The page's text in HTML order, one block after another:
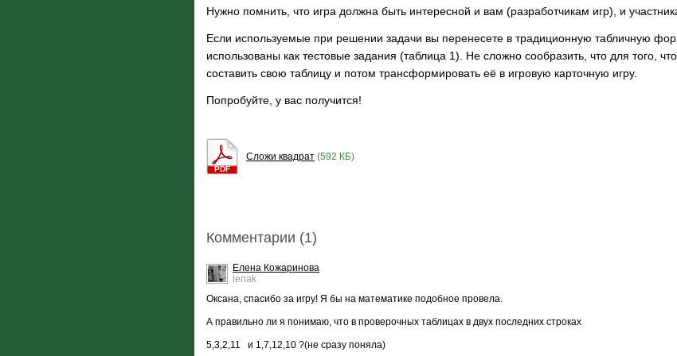
Нужно помнить, что игра должна быть интересной и вам (разработчикам игр), и
Если используемые при решении задачи вы перенесете в традиционную табличную
использованы как тестовые задания (таблица 1). Не сложно сообразить, что для того,
составить свою таблицу и потом трансформировать её в игровую карточную игру.
Попробуйте, у вас получится!
PDF
Сложи квадрат (592 КБ)
Комментарии (1)
Елена Кожаринова
lenak
Оксана, спасибо за игру! Я бы на математике подобное провела.
А правильно ли я понимаю, что в проверочных таблицах в двух последних строках
5,3,2,11 и 1,7,12,10 ?(не сразу поняла)